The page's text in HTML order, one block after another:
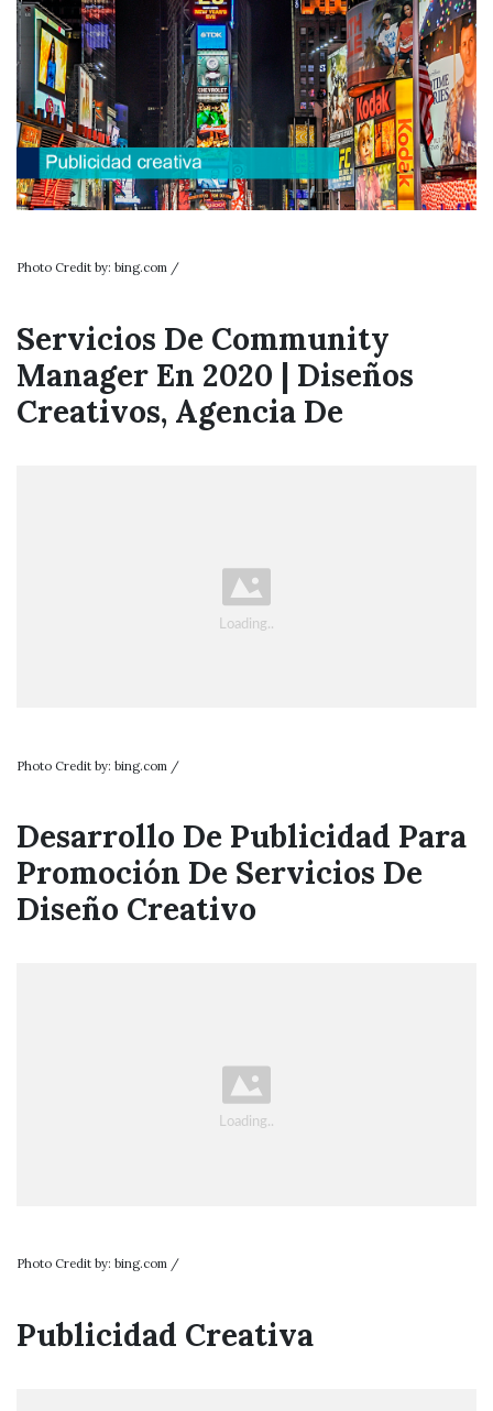
Photo Credit by: bing.com /
Servicios De Community
Manager En 2020 | Diseños
Creativos, Agencia De
Photo Credit by: bing.com /
Desarrollo De Publicidad Para
Promoción De Servicios De
Diseño Creativo
Photo Credit by: bing.com /
Publicidad Creativa